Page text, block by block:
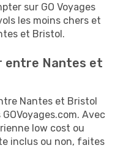
sur GO Voyages
les moins chers et
et Bristol.
entre Nantes et
Nantes et Bristol
Avec
low cost ou
inclus ou non, faites